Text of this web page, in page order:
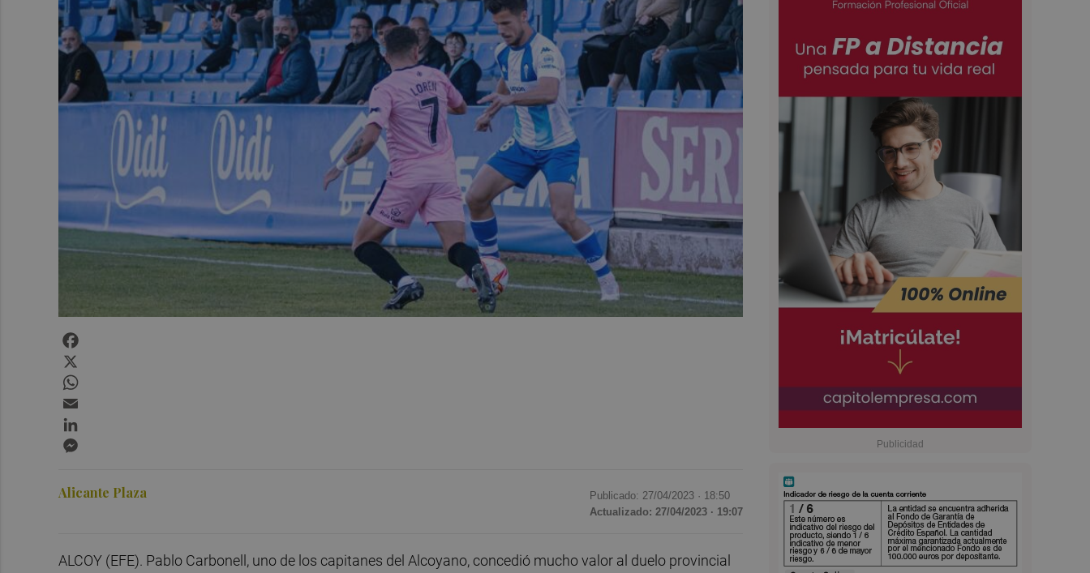
Alicante Plaza Publicado: 27/04/2023 · 18:50
Actualizado: 27/04/2023 · 19:07
ALCOY (EFE). Pablo Carbonell, uno de los capitanes del Alcoyano, concedió mucho valor al duelo provincial